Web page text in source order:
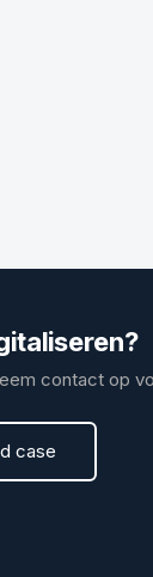
contact op
case